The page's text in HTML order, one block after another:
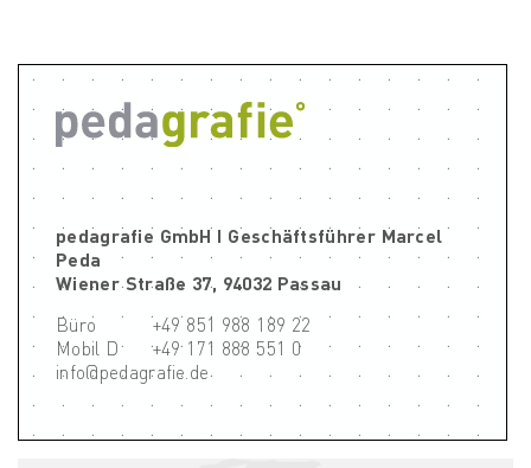
pedagrafie GmbH I Geschäftsführer Marcel
Peda
Wiener Straße 37, 94032 Passau
Büro
+49 851 988 189 22
Mobil D
+49 171 888 551 0
info@pedagrafie.de